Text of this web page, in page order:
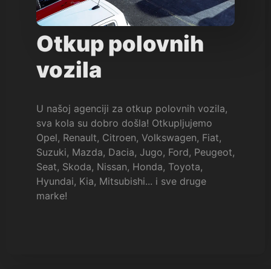
Otkup polovnih
vozila
U našoj agenciji za otkup polovnih vozila,
sva kola su dobro došla! Otkupljujemo
Opel, Renault, Citroen, Volkswagen, Fiat,
Suzuki, Mazda, Dacia, Jugo, Ford, Peugeot,
Seat, Skoda, Nissan, Honda, Toyota,
Hyundai, Kia, Mitsubishi... i sve druge
marke!